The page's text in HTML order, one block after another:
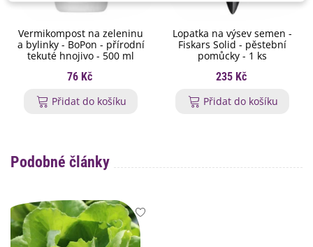
Vermikompost na zeleninu
a bylinky - BoPon - přírodní
tekuté hnojivo - 500 ml
76 Kč
Přidat do košíku
Lopatka na výsev semen -
Fiskars Solid - pěstební
pomůcky - 1 ks
235 Kč
Přidat do košíku
Podobné články